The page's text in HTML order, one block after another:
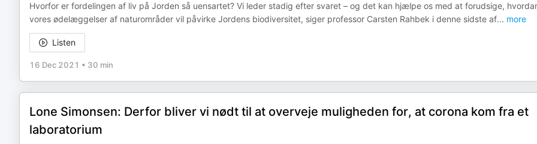
Hvorfor er fordelingen af liv på Jorden så uensartet? Vi leder stadig efter svaret – og det kan hjælpe os med at forudsige,
vores ødelæggelser af naturområder vil påvirke Jordens biodiversitet, siger professor Carsten Rahbek i denne sidste af... more
Listen
16 Dec 2021 • 30 min
Lone Simonsen: Derfor bliver vi nødt til at overveje muligheden for, at corona kom fra et
laboratorium